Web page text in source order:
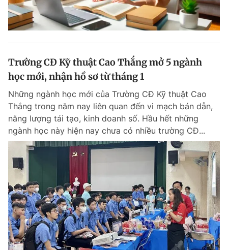
Trường CĐ Kỹ thuật Cao Thắng mở 5 ngành
học mới, nhận hồ sơ từ tháng 1
Những ngành học mới của Trường CĐ Kỹ thuật Cao
Thắng trong năm nay liên quan đến vi mạch bán dẫn,
năng lượng tái tạo, kinh doanh số. Hầu hết những
ngành học này hiện nay chưa có nhiều trường CĐ...